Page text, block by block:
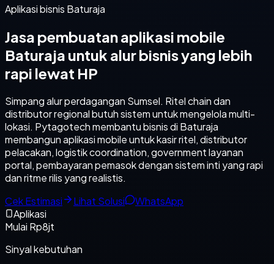
Aplikasi bisnis Baturaja
Jasa pembuatan aplikasi mobile
Baturaja untuk alur bisnis yang lebih
rapi lewat HP
Simpang alur perdagangan Sumsel. Ritel chain dan
distributor regional butuh sistem untuk mengelola multi-
lokasi. Pytagotech membantu bisnis di Baturaja
membangun aplikasi mobile untuk kasir ritel, distributor
pelacakan, logistik coordination, government layanan
portal, pembayaran pemasok dengan sistem inti yang rapi
dan ritme rilis yang realistis.
Cek Estimasi
Lihat Solusi
WhatsApp
Aplikasi
Mulai Rp8jt
Sinyal kebutuhan